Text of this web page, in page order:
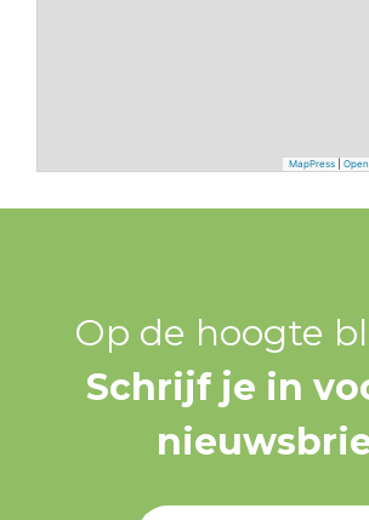
MapPress
Op de hoogte
Schrijf je in